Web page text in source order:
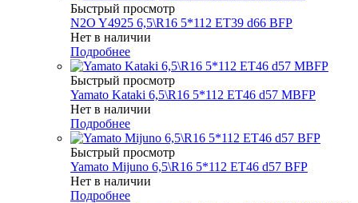
Быстрый просмотр
N2O Y4925 6,5\R16 5*112 ET39 d66 BFP
Нет в наличии
Подробнее
Быстрый просмотр
Yamato Kataki 6,5\R16 5*112 ET46 d57 MBFP
Нет в наличии
Подробнее
Быстрый просмотр
Yamato Mijuno 6,5\R16 5*112 ET46 d57 BFP
Нет в наличии
Подробнее